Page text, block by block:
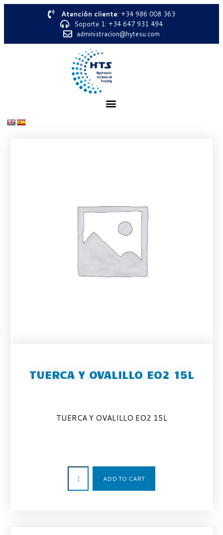
Atención cliente: +34 986 008 363
Soporte 1: +34 647 931 494
administracion@hytesu.com
TUERCA Y OVALILLO EO2 15L
TUERCA Y OVALILLO EO2 15L
ADD TO CART